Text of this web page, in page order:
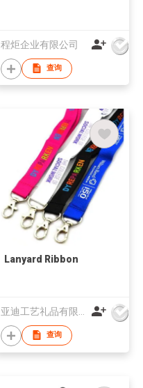
程炬企业有限公司
查询
Lanyard Ribbon
查询